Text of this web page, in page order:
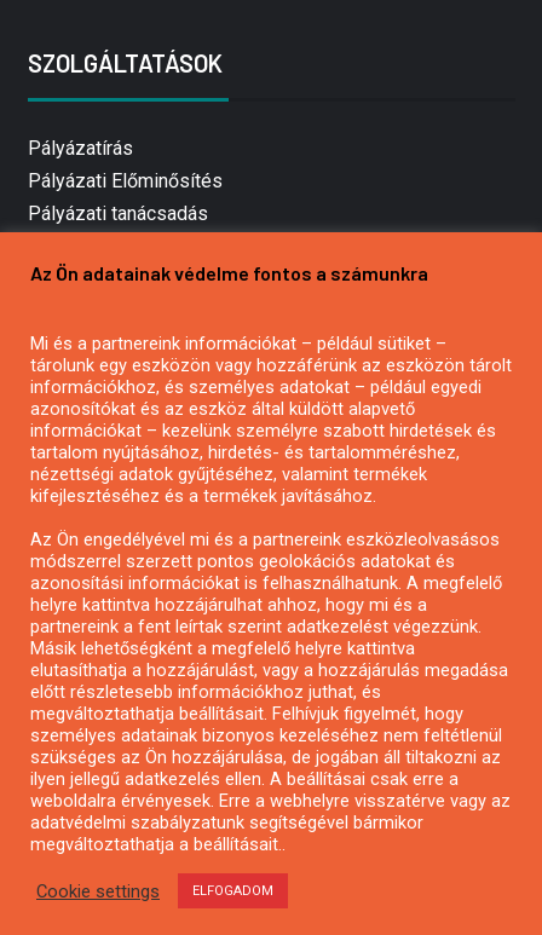
SZOLGÁLTATÁSOK
Pályázatírás
Pályázati Előminősítés
Pályázati tanácsadás
Mezőgazdasági pályázatírás
Pályázatírás civil szervezeteknek
Pályázatírás önkormányzatoknak
Pályázatfigyelés
Specifikus pályázatfigyelés vagy hírlevél
Pályázatok magánszemélyeknek
Pályázatok civil szervezeteknek
Pályázatok vállalkozásoknak
Önkormányzati pályázatok
Mezőgazdasági pályázatok
Falusi turizmus pályázatok
Napelem pályázatok
GINOP pályázatok
Az Ön adatainak védelme fontos a számunkra
Mi és a partnereink információkat – például sütiket –
tárolunk egy eszközön vagy hozzáférünk az eszközön tárolt
információkhoz, és személyes adatokat – például egyedi
azonosítókat és az eszköz által küldött alapvető
információkat – kezelünk személyre szabott hirdetések és
tartalom nyújtásához, hirdetés- és tartalomméréshez,
nézettségi adatok gyűjtéséhez, valamint termékek
kifejlesztéséhez és a termékek javításához.
Az Ön engedélyével mi és a partnereink eszközleolvasásos
módszerrel szerzett pontos geolokációs adatokat és
azonosítási információkat is felhasználhatunk. A megfelelő
helyre kattintva hozzájárulhat ahhoz, hogy mi és a
partnereink a fent leírtak szerint adatkezelést végezzünk.
Másik lehetőségként a megfelelő helyre kattintva
elutasíthatja a hozzájárulást, vagy a hozzájárulás megadása
előtt részletesebb információkhoz juthat, és
megváltoztathatja beállításait. Felhívjuk figyelmét, hogy
személyes adatainak bizonyos kezeléséhez nem feltétlenül
szükséges az Ön hozzájárulása, de jogában áll tiltakozni az
ilyen jellegű adatkezelés ellen. A beállításai csak erre a
weboldalra érvényesek. Erre a webhelyre visszatérve vagy az
adatvédelmi szabályzatunk segítségével bármikor
megváltoztathatja a beállításait..
Cookie settings ELFOGADOM